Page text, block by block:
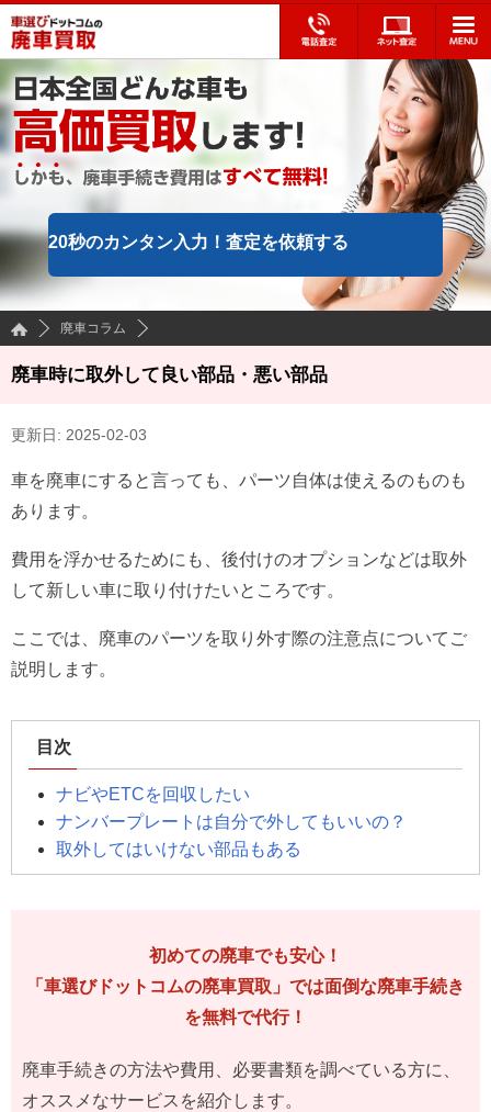
20秒のカンタン入力！ 査定を依頼する
廃車コラム
廃車時に取外して良い部品・悪い部品
更新日: 2025-02-03
車を廃車にすると言っても、パーツ自体は使えるのものも
あります。
費用を浮かせるためにも、後付けのオプションなどは取外
して新しい車に取り付けたいところです。
ここでは、廃車のパーツを取り外す際の注意点についてご
説明します。
目次
ナビやETCを回収したい
ナンバープレートは自分で外してもいいの？
取外してはいけない部品もある
初めての廃車でも安心！
「車選びドットコムの廃車買取」では面倒な廃車手続き
を無料で代行！
廃車手続きの方法や費用、必要書類を調べている方に、
オススメなサービスを紹介します。